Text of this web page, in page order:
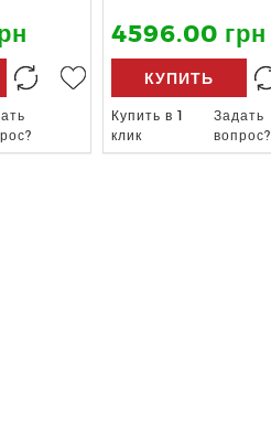
4596.00 грн
КУПИТЬ
Купить в 1
клик
Задать
вопрос?